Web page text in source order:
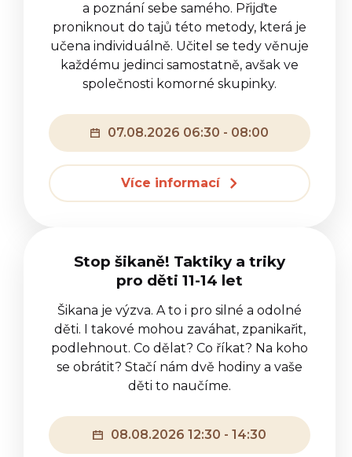
a poznání sebe samého. Přijďte
proniknout do tajů této metody, která je
učena individuálně. Učitel se tedy věnuje
každému jedinci samostatně, avšak ve
společnosti komorné skupinky.
07.08.2026 06:30 - 08:00
Více informací
Stop šikaně! Taktiky a triky
pro děti 11-14 let
Šikana je výzva. A to i pro silné a odolné
děti. I takové mohou zaváhat, zpanikařit,
podlehnout. Co dělat? Co říkat? Na koho
se obrátit? Stačí nám dvě hodiny a vaše
děti to naučíme.
08.08.2026 12:30 - 14:30